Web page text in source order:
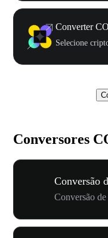
Converter
Selecione
Conversores
Conversão
Conversão